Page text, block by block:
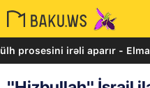
irəli aparır - Elman